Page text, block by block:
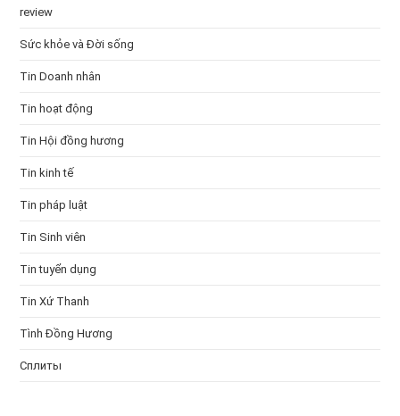
review
Sức khỏe và Đời sống
Tin Doanh nhân
Tin hoạt động
Tin Hội đồng hương
Tin kinh tế
Tin pháp luật
Tin Sinh viên
Tin tuyển dụng
Tin Xứ Thanh
Tình Đồng Hương
Сплиты